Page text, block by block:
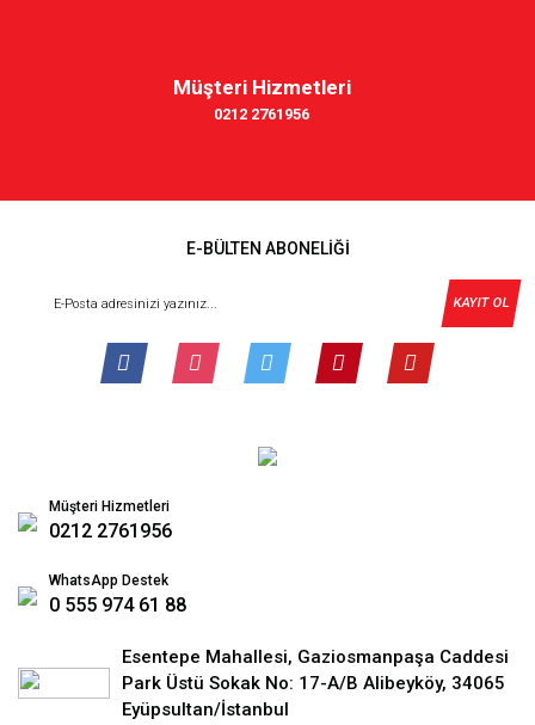
Müşteri Hizmetleri
0212 2761956
E-BÜLTEN ABONELİĞİ
KAYIT OL
Müşteri Hizmetleri
0212 2761956
WhatsApp Destek
0 555 974 61 88
Esentepe Mahallesi, Gaziosmanpaşa Caddesi
Park Üstü Sokak No: 17-A/B Alibeyköy, 34065
Eyüpsultan/İstanbul